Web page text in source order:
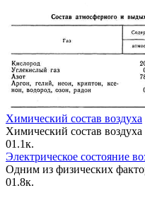
Химический состав воздуха
Химический состав
01.1к.
Электрическое состояние
Одним из физических
01.8к.